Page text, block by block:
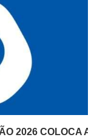
2026 COLOCA A